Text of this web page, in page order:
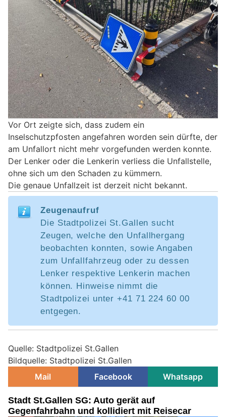
Vor Ort zeigte sich, dass zudem ein
Inselschutzpfosten angefahren worden sein dürfte, der
am Unfallort nicht mehr vorgefunden werden konnte.
Der Lenker oder die Lenkerin verliess die Unfallstelle,
ohne sich um den Schaden zu kümmern.
Die genaue Unfallzeit ist derzeit nicht bekannt.
Zeugenaufruf
Die Stadtpolizei St.Gallen sucht
Zeugen, welche den Unfallhergang
beobachten konnten, sowie Angaben
zum Unfallfahrzeug oder zu dessen
Lenker respektive Lenkerin machen
können. Hinweise nimmt die
Stadtpolizei unter +41 71 224 60 00
entgegen.
Quelle: Stadtpolizei St.Gallen
Bildquelle: Stadtpolizei St.Gallen
Mail
Facebook Whatsapp
Stadt St.Gallen SG: Auto gerät auf
Gegenfahrbahn und kollidiert mit Reisecar